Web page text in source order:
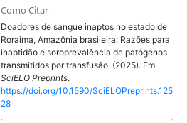
Como Citar
Doadores de sangue inaptos no estado de
Roraima, Amazônia brasileira: Razões para
inaptidão e soroprevalência de patógenos
transmitidos por transfusão. (2025). Em
SciELO Preprints.
https://doi.org/10.1590/SciELOPreprints.125
28